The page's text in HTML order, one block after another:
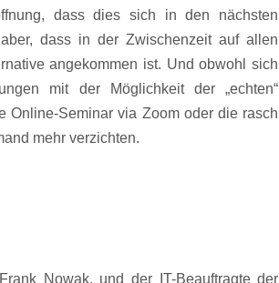
dass dies sich in den nächsten
dass in der Zwischenzeit auf allen
angekommen ist. Und obwohl sich
mit der Möglichkeit der „echten“
Online-Seminar via Zoom oder die rasch
mehr verzichten.
Nowak, und der IT-Beauftragte der